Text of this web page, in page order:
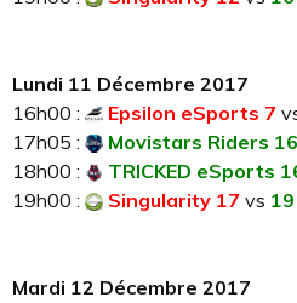
Lundi 11 Décembre 2017
16h00 :
Epsilon eSports 7
17h05 :
Movistars Riders 16
18h00 :
TRICKED eSports
19h00 :
Singularity 17 vs
Mardi 12 Décembre 2017